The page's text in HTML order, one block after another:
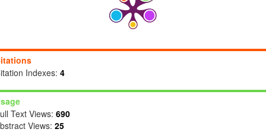
Indexes: 4
Text Views: 690
Views: 25